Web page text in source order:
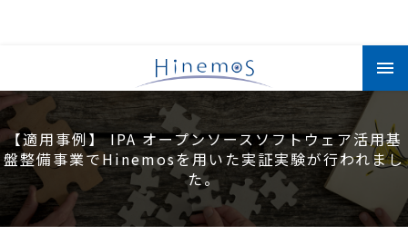
コ
ン
テ
に
【適用事例】 IPA オープンソースソフトウェア活用基
盤整備事業でHinemosを用いた実証実験が行われまし
た。